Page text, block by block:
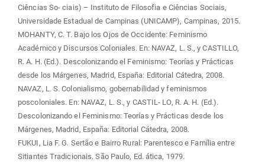
Ciências So- ciais) – Instituto de Filosofia e Ciências Sociais,
Universidade Estadual de Campinas (UNICAMP), Campinas, 2015.
MOHANTY, C. T. Bajo los Ojos de Occidente: Feminismo
Académico y Discursos Coloniales. En: NAVAZ, L. S., y CASTILLO,
R. A. H. (Ed.). Descolonizando el Feminismo: Teorías y Prácticas
desde los Márgenes, Madrid, España: Editorial Cátedra, 2008.
NAVAZ, L. S. Colonialismo, gobernabilidad y feminismos
poscoloniales. En: NAVAZ, L. S., y CASTIL- LO, R. A. H. (Ed.).
Descolonizando el Feminismo: Teorías y Prácticas desde los
Márgenes, Madrid, España: Editorial Cátedra, 2008.
FUKUI, Lia F. G. Sertão e Bairro Rural: Parentesco e Família entre
Sitiantes Tradicionais. São Paulo, Ed. ática, 1979.